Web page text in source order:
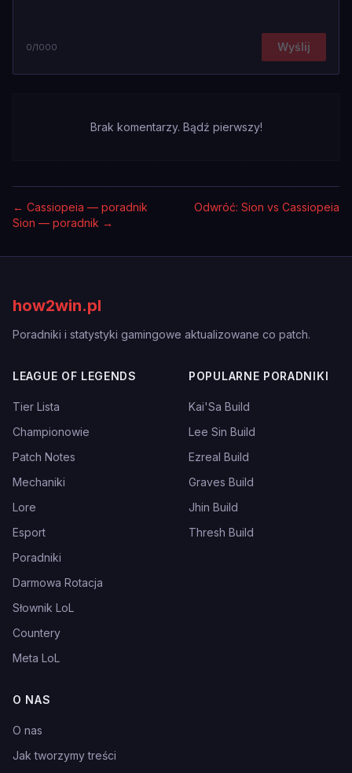
0/1000 Wyślij
Brak komentarzy. Bądź pierwszy!
← Cassiopeia — poradnik
Odwróć: Sion vs Cassiopeia
Sion — poradnik →
how2win.pl
Poradniki i statystyki gamingowe aktualizowane co patch.
LEAGUE OF LEGENDS
Tier Lista
Championowie
Patch Notes
Mechaniki
Lore
Esport
Poradniki
Darmowa Rotacja
Słownik LoL
Countery
Meta LoL
POPULARNE PORADNIKI
Kai'Sa Build
Lee Sin Build
Ezreal Build
Graves Build
Jhin Build
Thresh Build
O NAS
O nas
Jak tworzymy treści